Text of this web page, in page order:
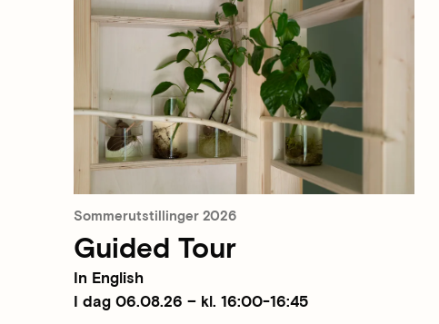
Sommerutstillinger 2026
Guided Tour
In English
I dag 06.08.26 – kl. 16:00-16:45